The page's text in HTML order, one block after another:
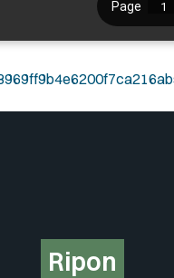
Ripon